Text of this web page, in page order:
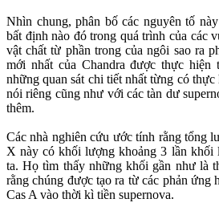
Nhìn chung, phân bố các nguyên tố
bất định nào đó trong quá trình của các
vật chất từ phần trong của ngôi sao ra
mới nhất của Chandra được thực hiện
những quan sát chi tiết nhất từng có thực
nói riêng cũng như với các tàn dư
thêm.
Các nhà nghiên cứu ước tính rằng tổng
X này có khối lượng khoảng 3 lần khối
ta. Họ tìm thấy những khối gần như là
rằng chúng được tạo ra từ các phản ứng
Cas A vào thời kì tiền supernova.